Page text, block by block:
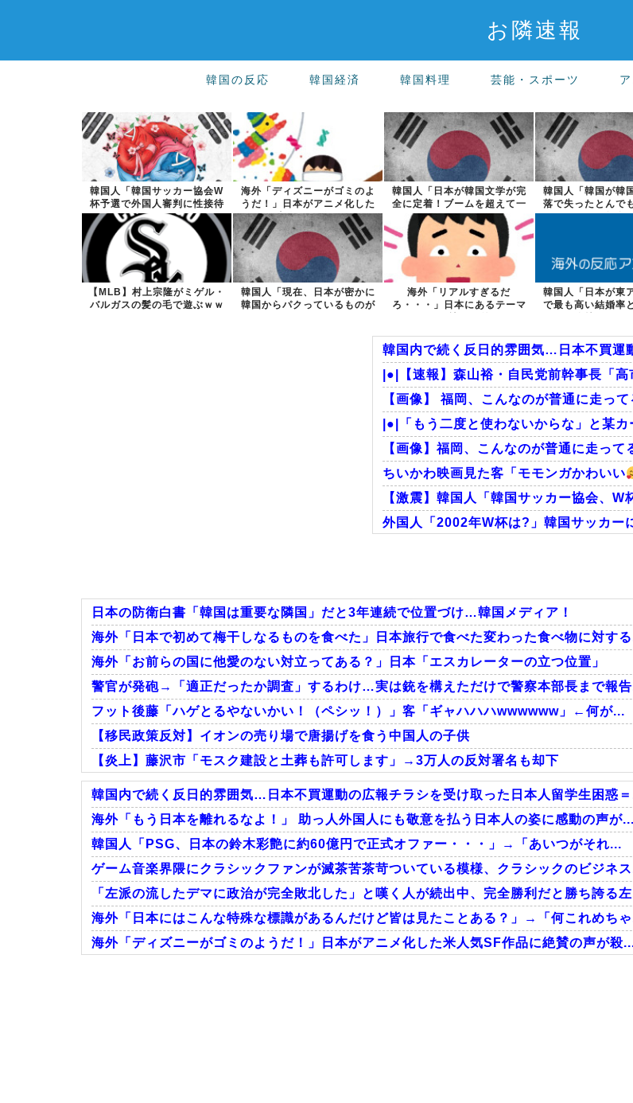
お隣速報
韓国の反応 韓国経済 韓国料理 芸能・スポーツ
韓国人「韓国サッカー協会W
杯予選で外国人審判に性接待
したことが発...
海外「ディズニーがゴミのよ
うだ！」日本がアニメ化した
米人気SF作...
韓国人「日本が韓国文学が完
全に定着！ブームを超えて一
つのジャンル...
韓国人「韓国が韓
落で失ったとんで
の国民年金
【MLB】村上宗隆がミゲル・
バルガスの髪の毛で遊ぶｗｗ
韓国人「現在、日本が密かに
韓国からパクっているものが
海外「リアルすぎるだ
ろ・・・」日本にあるテーマ
韓国人「日本が東
で最も高い結婚率
韓国内で続く反日的雰囲気…日本不買運
|●|【速報】森山裕・自民党前幹事長「
【画像】 福岡、こんなのが普通に走っ
|●|「もう二度と使わないからな」と某
【画像】福岡、こんなのが普通に走っ
ちいかわ映画見た客「モモンガかわいい
【激震】韓国人「韓国サッカー協会、
外国人「2002年W杯は?」韓国サッカー
【海外の反応】今永昇太、好調の秘訣は
Powered by livedoor 相互RSS
日本の防衛白書「韓国は重要な隣国」だと3年連続で位置づけ…韓国メディア！
海外「日本で初めて梅干しなるものを食べた」日本旅行で食べた変わった食べ物に対す
海外「お前らの国に他愛のない対立ってある？」日本「エスカレーターの立つ位置」
警官が発砲→「適正だったか調査」するわけ…実は銃を構えただけで警察本部長まで報
フット後藤「ハゲとるやないかい！（ペシッ！）」客「ギャハハハwwwwww」←何が...
【移民政策反対】イオンの売り場で唐揚げを食う中国人の子供
【炎上】藤沢市「モスク建設と土葬も許可します」→3万人の反対署名も却下
Powered by livedoor 相互RSS
韓国内で続く反日的雰囲気…日本不買運動の広報チラシを受け取った日本人留学生困惑
海外「もう日本を離れるなよ！」 助っ人外国人にも敬意を払う日本人の姿に感動の声が...
韓国人「PSG、日本の鈴木彩艶に約60億円で正式オファー・・・」→「あいつがそれ...
ゲーム音楽界隈にクラシックファンが滅茶苦茶苛ついている模様、クラシックのビジネ
「左派の流したデマに政治が完全敗北した」と嘆く人が続出中、完全勝利だと勝ち誇る
海外「日本にはこんな特殊な標識があるんだけど皆は見たことある？」→「何これめち
海外「ディズニーがゴミのようだ！」日本がアニメ化した米人気SF作品に絶賛の声が殺